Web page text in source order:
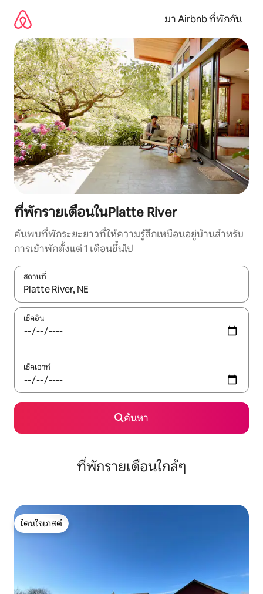
เนื้อหา
มา Airbnb ที่พักกัน
ที่พักรายเดือนในPlatte River
ค้นพบที่พักระยะยาวที่ให้ความรู้สึกเหมือนอยู่บ้านสำหรับ
การเข้าพักตั้งแต่ 1 เดือนขึ้นไป
สถานที่
ใช้ลูกศรขึ้นลง หรือใช้การสัมผัสหรือปัด เพื่อสำรวจผลการค้นหา
เช็คอิน
เช็คเอาท์
ค้นหา
ที่พักรายเดือนใกล้ๆ
โดนใจเกสต์
โดนใจเกสต์